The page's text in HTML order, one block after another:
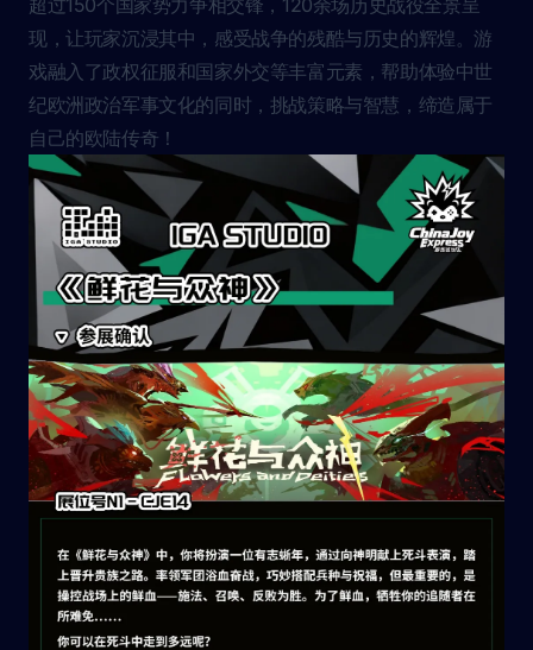
现，让玩家沉浸其中，感受战争的残酷与历史的辉煌。游
戏融入了政权征服和国家外交等丰富元素，帮助体验中世
纪欧洲政治军事文化的同时，挑战策略与智慧，缔造属于
自己的欧陆传奇！